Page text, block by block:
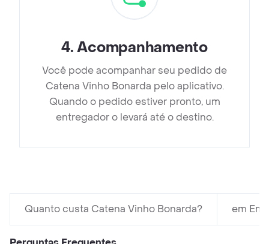
4.Acompanhamento
Você pode acompanhar seu pedido de
Catena Vinho Bonarda pelo aplicativo.
Quando o pedido estiver pronto, um
entregador o levará até o destino.
Quanto custa Catena Vinho Bonarda? em